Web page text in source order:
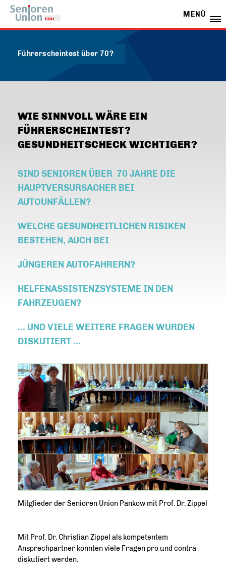
MENÜ
Führerscheintest über 70?
WIE SINNVOLL WÄRE EIN
FÜHRERSCHEINTEST?
GESUNDHEITSCHECK WICHTIGER?
SIND SENIOREN ÜBER 70 JAHRE DIE
HAUPTVERSURSACHER BEI
AUTOUNFÄLLEN?
WELCHE GESUNDHEITLICHEN RISIKEN
BESTEHEN, AUCH BEI
JÜNGEREN AUTOFAHRERN?
HELFENASSISTENZSYSTEME IN DEN
FAHRZEUGEN?
... UND VIELE WEITERE FRAGEN WURDEN
DISKUTIERT ...
Mitglieder der Senioren Union Pankow mit Prof. Dr. Zippel
Mit Prof. Dr. Christian Zippel als kompetentem
Ansprechpartner konnten viele Fragen pro und contra
diskutiert werden.